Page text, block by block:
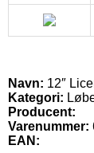
Navn: 12″
Kategori:
Producent:
Varenummer:
EAN: